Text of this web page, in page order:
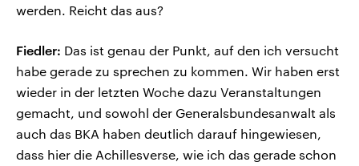
werden. Reicht das aus?
Fiedler: Das ist genau der Punkt, auf den ich versucht
habe gerade zu sprechen zu kommen. Wir haben erst
wieder in der letzten Woche dazu Veranstaltungen
gemacht, und sowohl der Generalsbundesanwalt als
auch das BKA haben deutlich darauf hingewiesen,
dass hier die Achillesverse, wie ich das gerade schon